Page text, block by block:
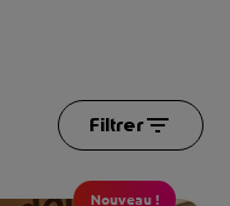
Filtrer
Nouveau !